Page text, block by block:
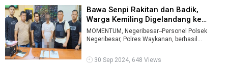
Bawa Senpi Rakitan dan Badik,
Warga Kemiling Digelandang ke
Polse ...
MOMENTUM, Negeribesar--Personel Polsek
Negeribesar, Polres Waykanan, berhasil
revo ...
30 Sep 2024, 648 Views